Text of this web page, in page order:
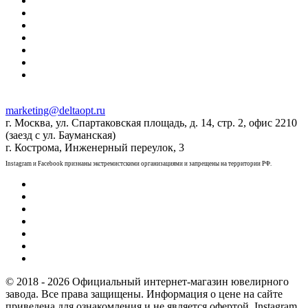
marketing@deltaopt.ru
г. Москва, ул. Спартаковская площадь, д. 14, стр. 2, офис 2210
(заезд с ул. Бауманская)
г. Кострома, Инженерный переулок, 3
Instagram и Facebook признаны экстремистскими организациями и запрещены на территории РФ.
© 2018 - 2026 Официальный интернет-магазин ювелирного
завода. Все права защищены. Информация о цене на сайте